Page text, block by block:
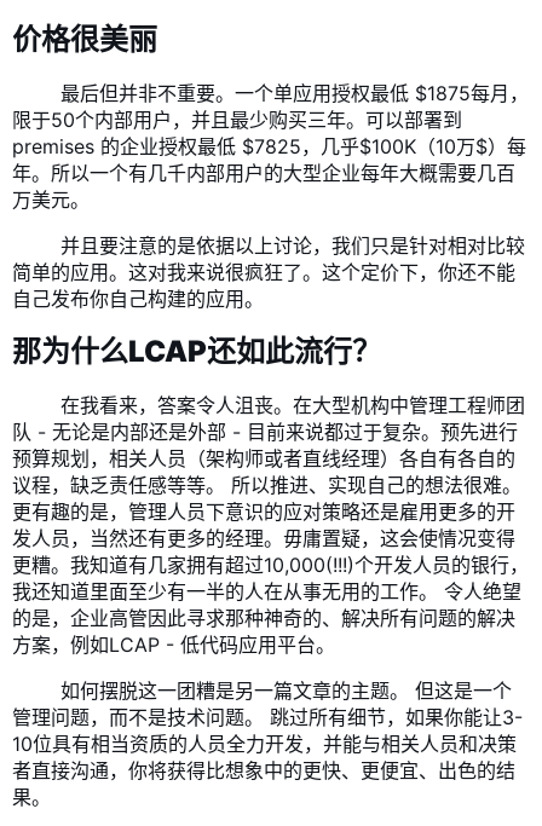
价格很美丽
​ 最后但并非不重要。一个单应用授权最低 $1875每月，
限于50个内部用户，并且最少购买三年。可以部署到
premises 的企业授权最低 $7825，几乎$100K（10万$）每
年。所以一个有几千内部用户的大型企业每年大概需要几百
万美元。
​ 并且要注意的是依据以上讨论，我们只是针对相对比较
简单的应用。这对我来说很疯狂了。这个定价下，你还不能
自己发布你自己构建的应用。
那为什么LCAP还如此流行？
​ 在我看来，答案令人沮丧。在大型机构中管理工程师团
队 - 无论是内部还是外部 - 目前来说都过于复杂。预先进行
预算规划，相关人员（架构师或者直线经理）各自有各自的
议程，缺乏责任感等等。 所以推进、实现自己的想法很难。
更有趣的是，管理人员下意识的应对策略还是雇用更多的开
发人员，当然还有更多的经理。毋庸置疑，这会使情况变得
更糟。我知道有几家拥有超过10,000(!!!)个开发人员的银行，
我还知道里面至少有一半的人在从事无用的工作。 令人绝望
的是，企业高管因此寻求那种神奇的、解决所有问题的解决
方案，例如LCAP - 低代码应用平台。
​ 如何摆脱这一团糟是另一篇文章的主题。 但这是一个
管理问题，而不是技术问题。 跳过所有细节，如果你能让3-
10位具有相当资质的人员全力开发，并能与相关人员和决策
者直接沟通，你将获得比想象中的更快、更便宜、出色的结
果。